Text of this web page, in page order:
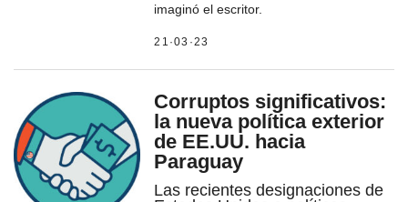
imaginó el escritor.
21·03·23
Corruptos significativos:
la nueva política exterior
de EE.UU. hacia
Paraguay
Las recientes designaciones de